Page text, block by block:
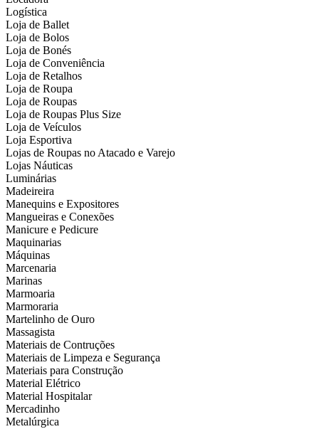
Logística
Loja de Ballet
Loja de Bolos
Loja de Bonés
Loja de Conveniência
Loja de Retalhos
Loja de Roupa
Loja de Roupas
Loja de Roupas Plus Size
Loja de Veículos
Loja Esportiva
Lojas de Roupas no Atacado e Varejo
Lojas Náuticas
Luminárias
Madeireira
Manequins e Expositores
Mangueiras e Conexões
Manicure e Pedicure
Maquinarias
Máquinas
Marcenaria
Marinas
Marmoaria
Marmoraria
Martelinho de Ouro
Massagista
Materiais de Contruções
Materiais de Limpeza e Segurança
Materiais para Construção
Material Elétrico
Material Hospitalar
Mercadinho
Metalúrgica